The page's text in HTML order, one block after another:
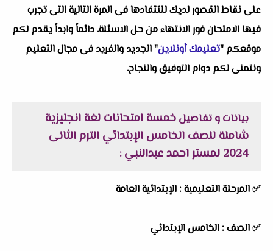
على نقاط القصور لديك للتتفادها فى المرة التالية التى تجرب
فيها الامتحان فور الانتهاء من حل الاسئلة. دائماً وابداً يقدم لكم
موقعكم "تعليمك أونلاين" الجديد والفريد فى مجال التعليم
ونتمنى لكم دوام التوفيق والنجاح.
بيانات و تفاصيلخمسة امتحانات لغة انجليزية
شاملة للصف الخامس الإبتدائي الترم الثانى
2024 لمستر احمد عبدالنبي
:
✅المرحلة التعليمية : الإبتدائية العامة
✅الصف : الخامس الإبتدائي